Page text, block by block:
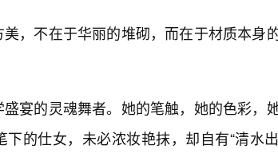
，不在于华丽的堆砌，而在于材质本身
宴的灵魂舞者。她的笔触，她的色彩，
的仕女，未必浓妆艳抹，却自有“清水